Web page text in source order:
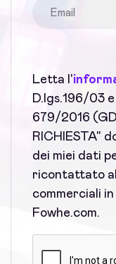
Letta l'
D.lgs.196/03
679/2016
RICHIESTA"
dei miei dati
ricontattato
commerciali
Fowhe.com.